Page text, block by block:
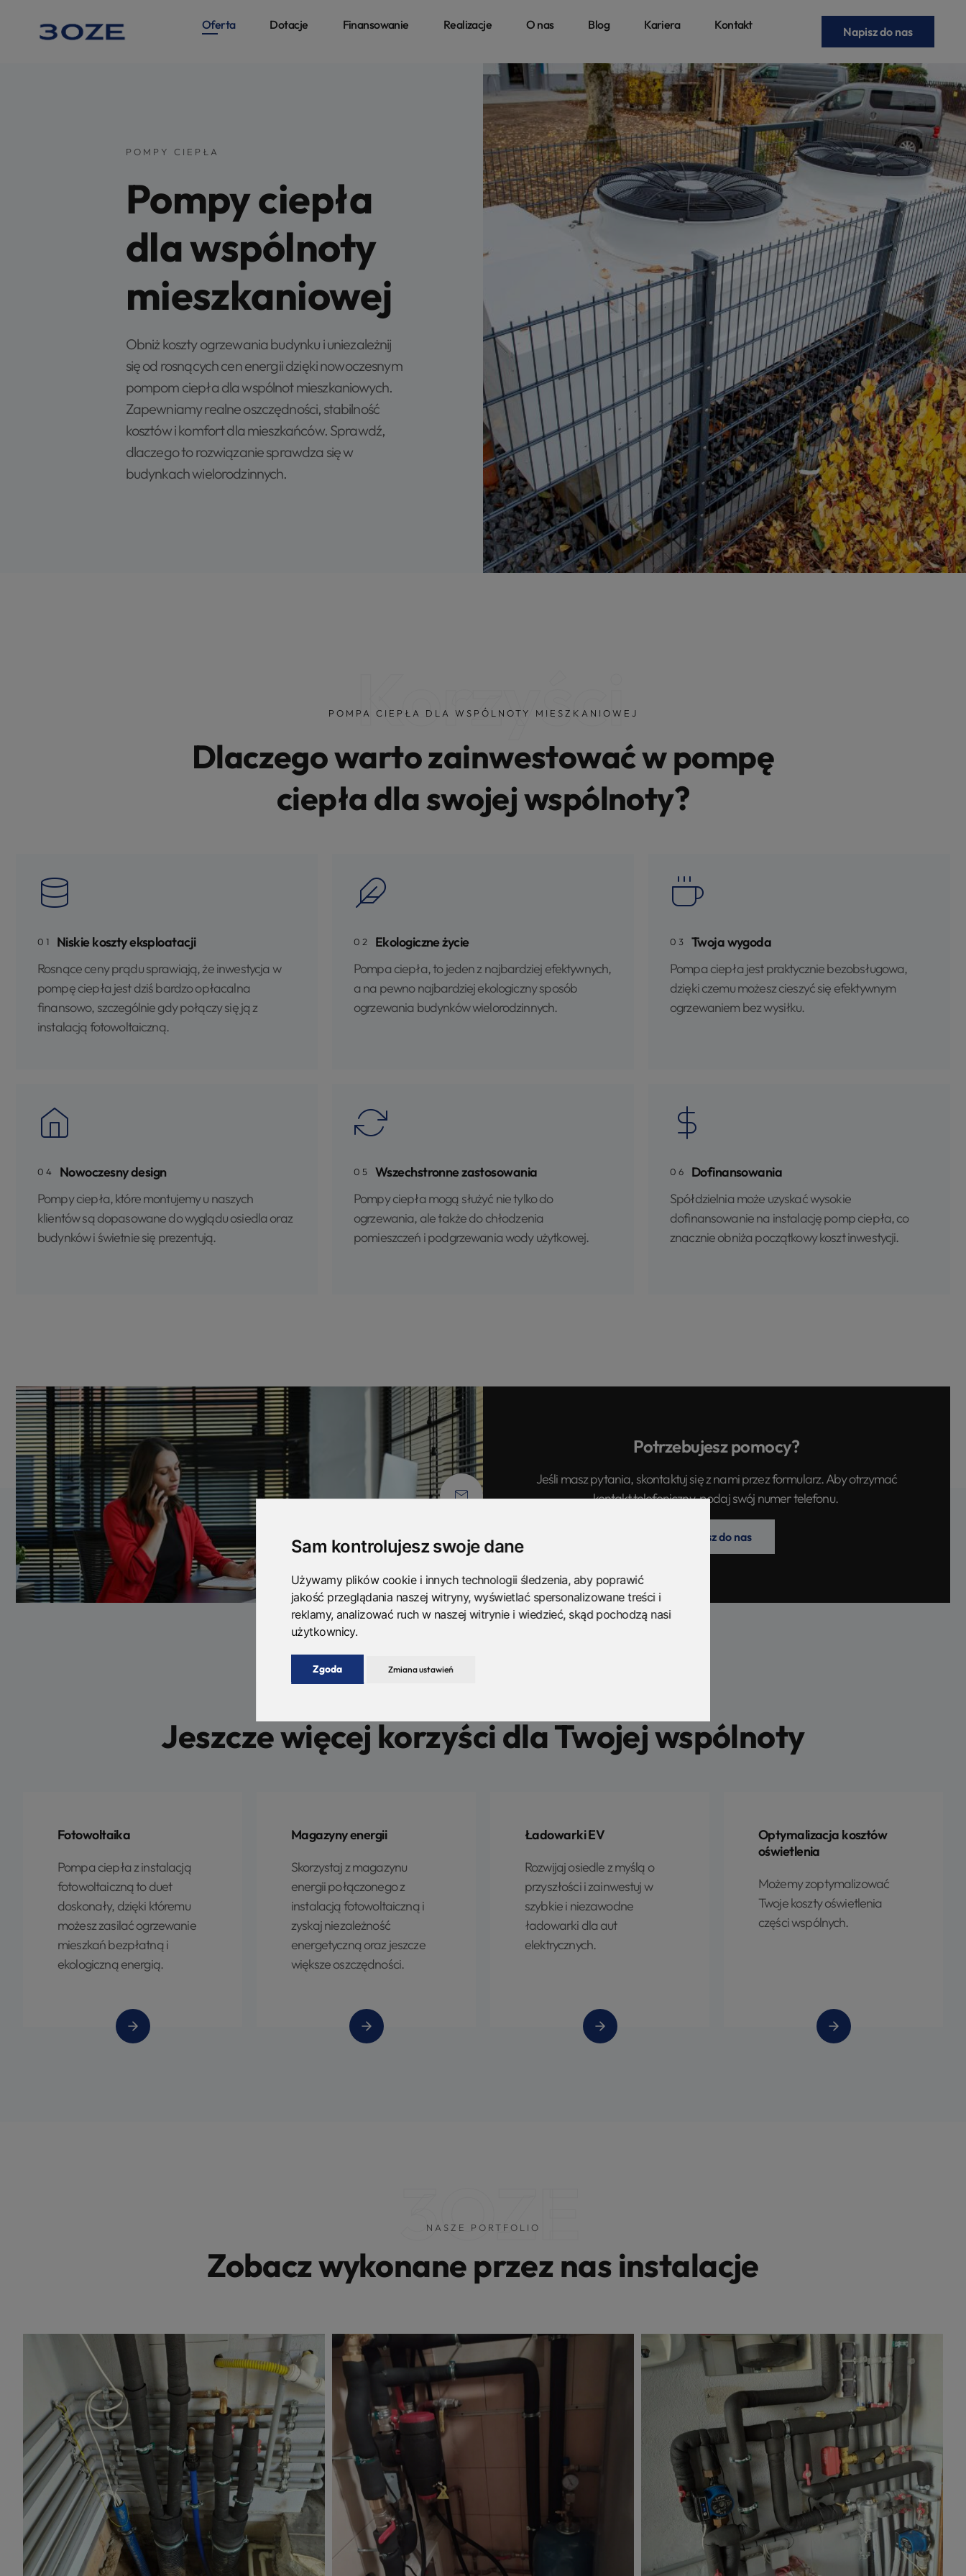
Sam kontrolujesz swoje dane
Używamy plików cookie i innych technologii śledzenia, aby poprawić
jakość przeglądania naszej witryny, wyświetlać spersonalizowane treści i
reklamy, analizować ruch w naszej witrynie i wiedzieć, skąd pochodzą nasi
użytkownicy.
Zgoda Zmiana ustawień
Oferta Dotacje Finansowanie Realizacje O nas Blog Kariera Kontakt Napisz do nas
POMPY CIEPŁA
Pompy ciepła
dla wspólnoty
mieszkaniowej
Obniż koszty ogrzewania budynku i uniezależnij
się od rosnących cen energii dzięki nowoczesnym
pompom ciepła dla wspólnot mieszkaniowych.
Zapewniamy realne oszczędności, stabilność
kosztów i komfort dla mieszkańców. Sprawdź,
dlaczego to rozwiązanie sprawdza się w
budynkach wielorodzinnych.
POMPA CIEPŁA DLA WSPÓLNOTY MIESZKANIOWEJ
Korzyści
Dlaczego warto zainwestować w pompę
ciepła dla swojej wspólnoty?
01
Niskie koszty eksploatacji
Rosnące ceny prądu sprawiają, że inwestycja w
pompę ciepła jest dziś bardzo opłacalna
finansowo, szczególnie gdy połączy się ją z
instalacją fotowoltaiczną.
02
Ekologiczne życie
Pompa ciepła, to jeden z najbardziej efektywnych,
a na pewno najbardziej ekologiczny sposób
ogrzewania budynków wielorodzinnych.
03
Twoja wygoda
Pompa ciepła jest praktycznie bezobsługowa,
dzięki czemu możesz cieszyć się efektywnym
ogrzewaniem bez wysiłku.​
04
Nowoczesny design
Pompy ciepła, które montujemy u naszych
klientów są dopasowane do wyglądu osiedla oraz
budynków i świetnie się prezentują.
05
Wszechstronne zastosowania
Pompy ciepła mogą służyć nie tylko do
ogrzewania, ale także do chłodzenia
pomieszczeń i podgrzewania wody użytkowej.
06
Dofinansowania
Spółdzielnia może uzyskać wysokie
dofinansowanie na instalację pomp ciepła, co
znacznie obniża początkowy koszt inwestycji.
Potrzebujesz pomocy?
Jeśli masz pytania, skontaktuj się z nami przez formularz. Aby otrzymać
kontakt telefoniczny, podaj swój numer telefonu.
Napisz do nas
3OZE
Jeszcze więcej korzyści dla Twojej wspólnoty
Fotowoltaika
Pompa ciepła z instalacją
fotowoltaiczną to duet
doskonały, dzięki któremu
możesz zasilać ogrzewanie
mieszkań bezpłatną i
ekologiczną energią.
Magazyny energii
Skorzystaj z magazynu
energii połączonego z
instalacją fotowoltaiczną i
zyskaj niezależność
energetyczną oraz jeszcze
większe oszczędności.
Ładowarki EV
Rozwijaj osiedle z myślą o
przyszłości i zainwestuj w
szybkie i niezawodne
ładowarki dla aut
elektrycznych.
Optymalizacja kosztów
oświetlenia
Możemy zoptymalizować
Twoje koszty oświetlenia
części wspólnych.
NASZE PORTFOLIO
Zobacz wykonane przez nas instalacje
3OZE